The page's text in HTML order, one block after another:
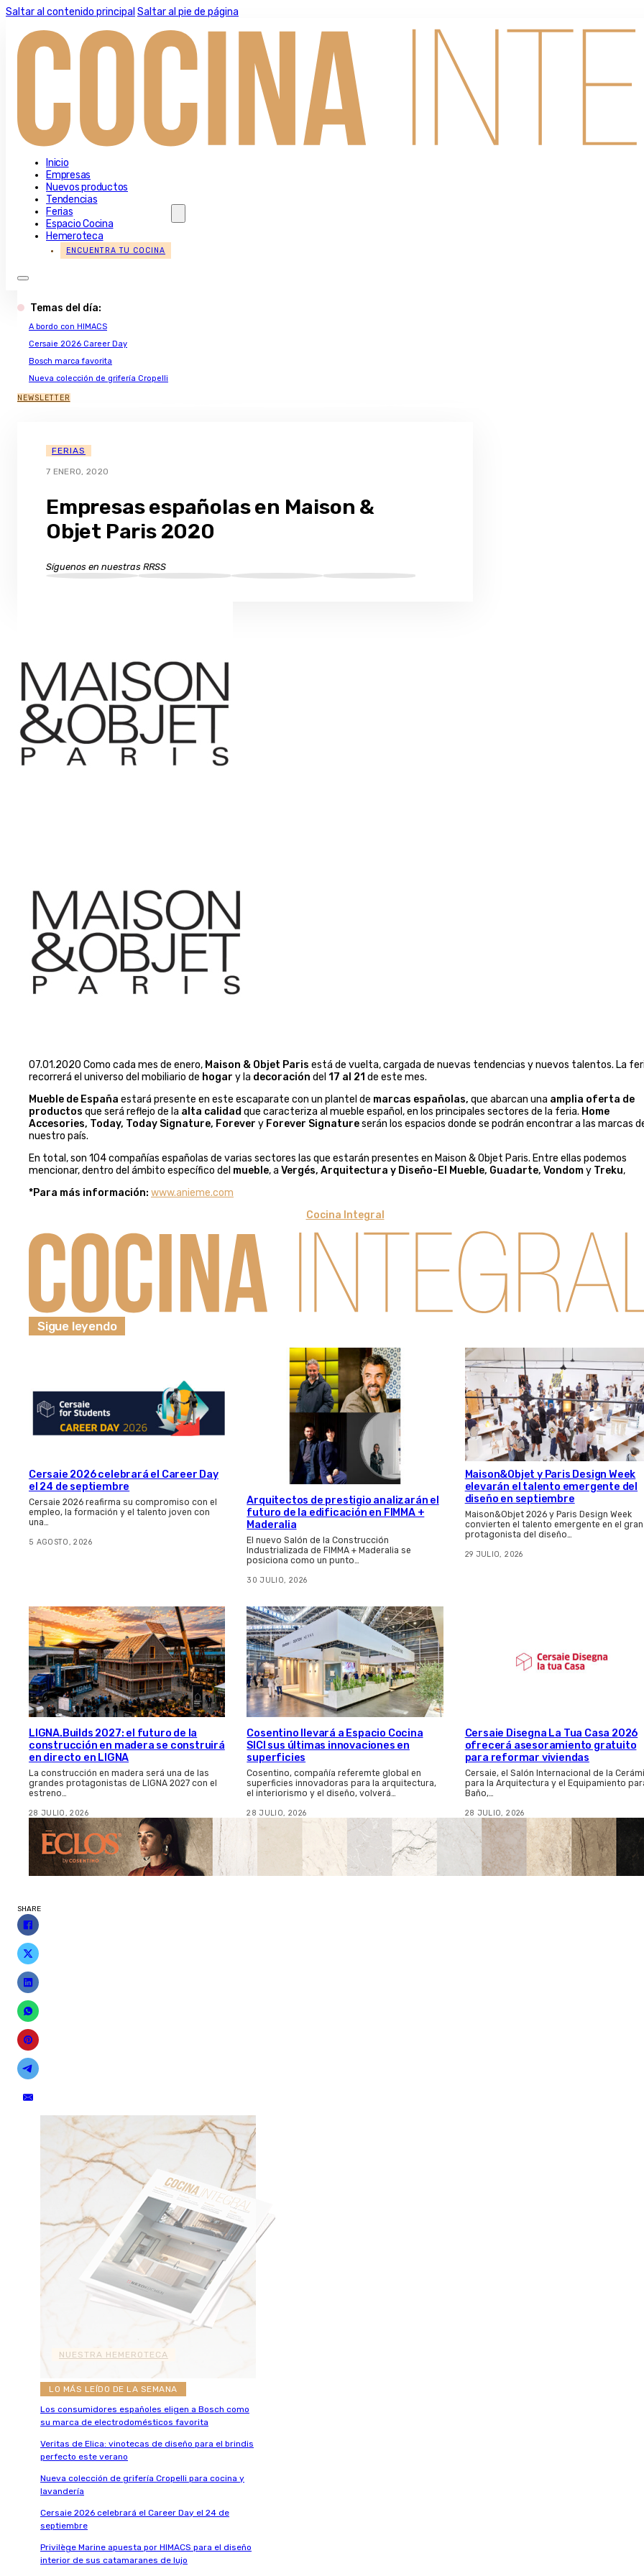
Saltar al contenido principal Saltar al pie de página
Inicio
Empresas
Nuevos productos
Tendencias
Ferias
Espacio Cocina
Hemeroteca
ENCUENTRA TU COCINA
Temas del día:
A bordo con HIMACS
Cersaie 2026 Career Day
Bosch marca favorita
Nueva colección de grifería Cropelli
NEWSLETTER
FERIAS
7 ENERO, 2020
Empresas españolas en Maison &
Objet Paris 2020
Síguenos en nuestras RRSS
07.01.2020 Como cada mes de enero, Maison & Objet Paris está de vuelta, cargada de nuevas tendencias y nuevos talentos. La
recorrerá el universo del mobiliario de hogar y la decoración del 17 al 21 de este mes.
Mueble de España estará presente en este escaparate con un plantel de marcas españolas, que abarcan una amplia oferta de
productos que será reflejo de la alta calidad que caracteriza al mueble español, en los principales sectores de la feria. Home
Accesories, Today, Today Signature, Forever y Forever Signatureserán los espacios donde se podrán encontrar a las marcas
nuestro país.
En total, son 104 compañías españolas de varias sectores las que estarán presentes en Maison & Objet Paris. Entre ellas podemos
mencionar, dentro del ámbito específico del mueble, a Vergés, Arquitectura y Diseño-El Mueble, Guadarte, Vondomy Treku,
*Para más información: www.anieme.com
Cocina Integral
Sigue leyendo
Cersaie 2026 celebrará el Career Day
el 24 de septiembre
Cersaie 2026 reafirma su compromiso con el
empleo, la formación y el talento joven con
una…
5 AGOSTO, 2026
Arquitectos de prestigio analizarán el
futuro de la edificación en FIMMA +
Maderalia
El nuevo Salón de la Construcción
Industrializada de FIMMA + Maderalia se
posiciona como un punto…
30 JULIO, 2026
Maison&Objet y Paris Design Week
elevarán el talento emergente del
diseño en septiembre
Maison&Objet 2026 y Paris Design Week
convierten el talento emergente en el gran
protagonista del diseño…
29 JULIO, 2026
LIGNA.Builds 2027: el futuro de la
construcción en madera se construirá
en directo en LIGNA
La construcción en madera será una de las
grandes protagonistas de LIGNA 2027 con el
estreno…
28 JULIO, 2026
Cosentino llevará a Espacio Cocina
SICI sus últimas innovaciones en
superficies
Cosentino, compañía referemte global en
superficies innovadoras para la arquitectura,
el interiorismo y el diseño, volverá…
28 JULIO, 2026
Cersaie Disegna La Tua Casa 2026
ofrecerá asesoramiento gratuito
para reformar viviendas
Cersaie, el Salón Internacional de la
para la Arquitectura y el Equipamiento
Baño,…
28 JULIO, 2026
SHARE
NUESTRA HEMEROTECA
LO MÁS LEÍDO DE LA SEMANA
Los consumidores españoles eligen a Bosch como
su marca de electrodomésticos favorita
Veritas de Elica: vinotecas de diseño para el brindis
perfecto este verano
Nueva colección de grifería Cropelli para cocina y
lavandería
Cersaie 2026 celebrará el Career Day el 24 de
septiembre
Privilège Marine apuesta por HIMACS para el diseño
interior de sus catamaranes de lujo